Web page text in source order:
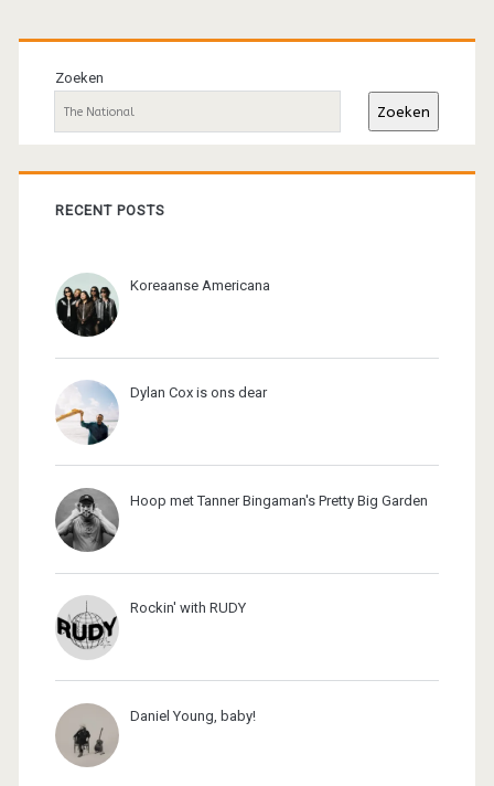
Primaire
sidebar
Zoeken
Zoeken
RECENT POSTS
Koreaanse Americana
Dylan Cox is ons dear
Hoop met Tanner Bingaman's Pretty Big Garden
Rockin' with RUDY
Daniel Young, baby!